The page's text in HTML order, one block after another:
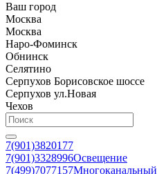
Ваш город
Москва
Москва
Наро-Фоминск
Обнинск
Селятино
Серпухов Борисовское шоссе
Серпухов ул.Новая
Чехов
7(901)3820177
7(901)3328996Освещение
7(499)7077157Многоканальный